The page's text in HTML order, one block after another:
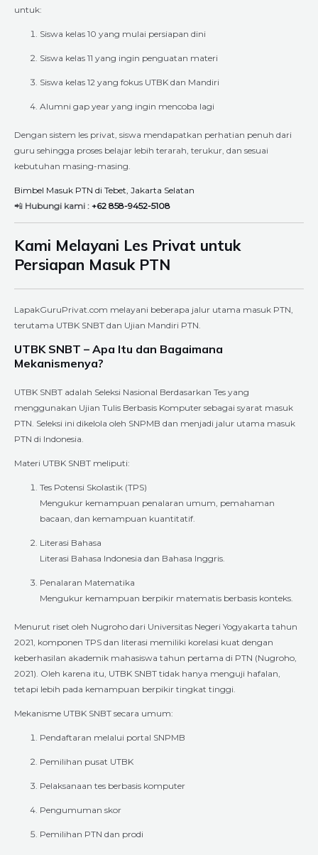
untuk:
Siswa kelas 10 yang mulai persiapan dini
Siswa kelas 11 yang ingin penguatan materi
Siswa kelas 12 yang fokus UTBK dan Mandiri
Alumni gap year yang ingin mencoba lagi
Dengan sistem les privat, siswa mendapatkan perhatian penuh dari
guru sehingga proses belajar lebih terarah, terukur, dan sesuai
kebutuhan masing-masing.
Bimbel Masuk PTN di Tebet, Jakarta Selatan
📲 Hubungi kami : +62 858-9452-5108
Kami Melayani Les Privat untuk
Persiapan Masuk PTN
LapakGuruPrivat.com melayani beberapa jalur utama masuk PTN,
terutama UTBK SNBT dan Ujian Mandiri PTN.
UTBK SNBT – Apa Itu dan Bagaimana
Mekanismenya?
UTBK SNBT adalah Seleksi Nasional Berdasarkan Tes yang
menggunakan Ujian Tulis Berbasis Komputer sebagai syarat masuk
PTN. Seleksi ini dikelola oleh SNPMB dan menjadi jalur utama masuk
PTN di Indonesia.
Materi UTBK SNBT meliputi:
Tes Potensi Skolastik (TPS)
Mengukur kemampuan penalaran umum, pemahaman
bacaan, dan kemampuan kuantitatif.
Literasi Bahasa
Literasi Bahasa Indonesia dan Bahasa Inggris.
Penalaran Matematika
Mengukur kemampuan berpikir matematis berbasis konteks.
Menurut riset oleh Nugroho dari Universitas Negeri Yogyakarta tahun
2021, komponen TPS dan literasi memiliki korelasi kuat dengan
keberhasilan akademik mahasiswa tahun pertama di PTN (Nugroho,
2021). Oleh karena itu, UTBK SNBT tidak hanya menguji hafalan,
tetapi lebih pada kemampuan berpikir tingkat tinggi.
Mekanisme UTBK SNBT secara umum:
Pendaftaran melalui portal SNPMB
Pemilihan pusat UTBK
Pelaksanaan tes berbasis komputer
Pengumuman skor
Pemilihan PTN dan prodi